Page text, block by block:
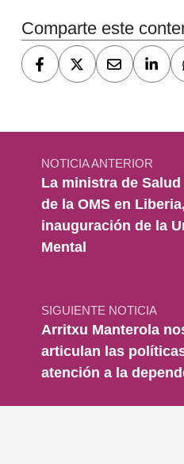
Comparte este
Navegación de entradas
NOTICIA ANTERIOR
La ministra de
de la OMS en
inauguración de la
Mental
SIGUIENTE NOTICIA
Arritxu Manterola
articulan las
atención a la